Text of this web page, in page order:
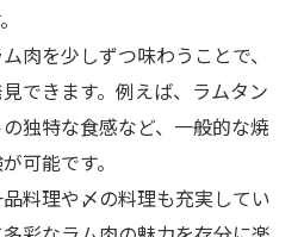
肉を少しずつ味わうことで、
できます。例えば、ラムタン
独特な食感など、一般的な焼
可能です。
料理や〆の料理も充実してい